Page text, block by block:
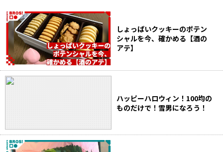
しょっぱいクッキーのポテン
シャルを今、確かめる【酒の
アテ】
ハッピーハロウィン！100均の
ものだけで！雪男になろう！